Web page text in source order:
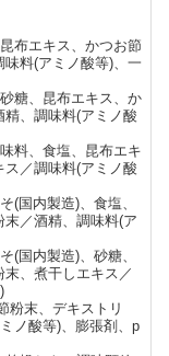
布エキス、かつお節
料(アミノ酸等)、一
糖、昆布エキス、か
、調味料(アミノ酸
料、食塩、昆布エキ
／調味料(アミノ酸
(国内製造)、食塩、
／酒精、調味料(ア
(国内製造)、砂糖、
、煮干しエキス／
粉末、デキストリ
ノ酸等)、膨張剤、p